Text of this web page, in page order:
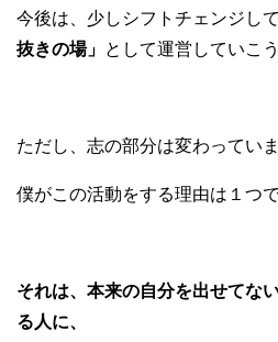
今後は、少しシフトチェンジして
抜きの場」 として運営していこ
ただし、志の部分は変わっていま
僕がこの活動をする理由は１つで
それは、本来の自分を出せてな
る人に、